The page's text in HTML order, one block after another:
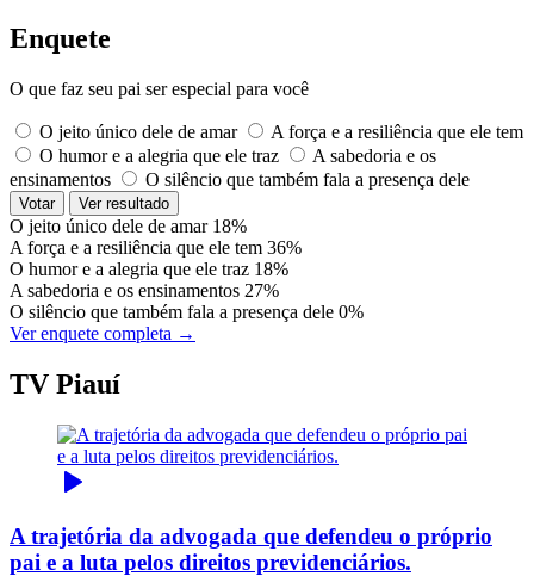
Enquete
O que faz seu pai ser especial para você
O jeito único dele de amar
A força e a resiliência que ele tem
O humor e a alegria que ele traz
A sabedoria e os
ensinamentos
O silêncio que também fala a presença dele
Votar Ver resultado
O jeito único dele de amar 18%
A força e a resiliência que ele tem 36%
O humor e a alegria que ele traz 18%
A sabedoria e os ensinamentos 27%
O silêncio que também fala a presença dele 0%
Ver enquete completa →
TV Piauí
A trajetória da advogada que defendeu o próprio
pai e a luta pelos direitos previdenciários.